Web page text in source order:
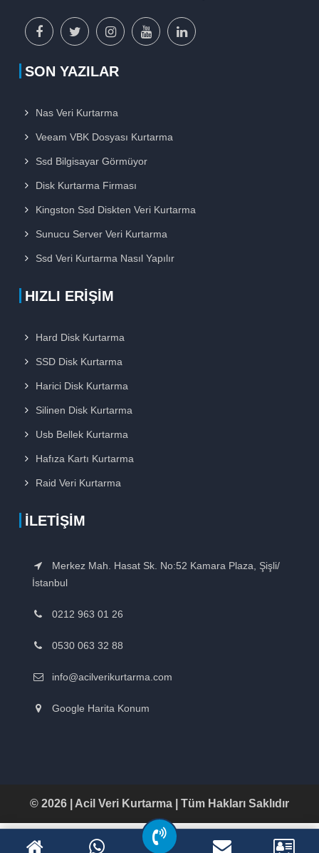
facebook
sayfamız
x
sayfamız
instagram
sayfamız
youtube
sayfamız
SON YAZILAR
Nas Veri Kurtarma
Veeam VBK Dosyası Kurtarma
Ssd Bilgisayar Görmüyor
Disk Kurtarma Firması
Kingston Ssd Diskten Veri Kurtarma
Sunucu Server Veri Kurtarma
Ssd Veri Kurtarma Nasıl Yapılır
HIZLI ERIŞIM
Hard Disk Kurtarma
SSD Disk Kurtarma
Harici Disk Kurtarma
Silinen Disk Kurtarma
Usb Bellek Kurtarma
Hafıza Kartı Kurtarma
Raid Veri Kurtarma
İLETIŞIM
Merkez Mah. Hasat Sk. No:52 Kamara Plaza, Şişli/
İstanbul
0212 963 01 26
0530 063 32 88
info@acilverikurtarma.com
Google Harita Konum
© 2026 | Acil Veri Kurtarma | Tüm Hakları Saklıdır